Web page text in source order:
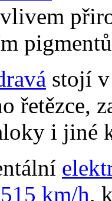
stojí v
řetězce,
i jiné
km/h,